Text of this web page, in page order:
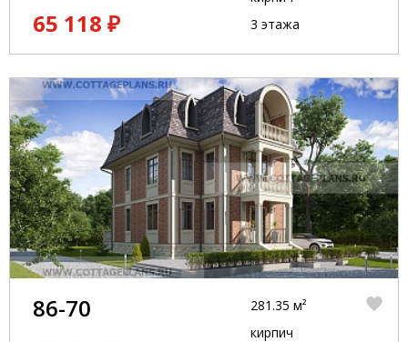
65 118 ₽
3 этажа
86-70
281.35 м²
кирпич